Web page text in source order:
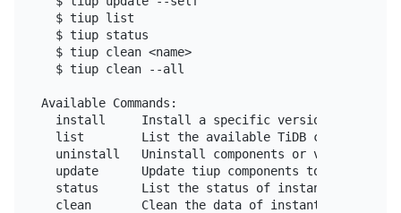
$ tiup list                          # Fetch
$ tiup status                        # Display
$ tiup clean <name>                  # Clean
$ tiup clean --all                   # Clean
Available Commands:
install     Install a specific version of a
list        List the available TiDB components
uninstall   Uninstall components or versions of
update      Update tiup components to the
status      List the status of instantiated
clean       Clean the data of instantiated